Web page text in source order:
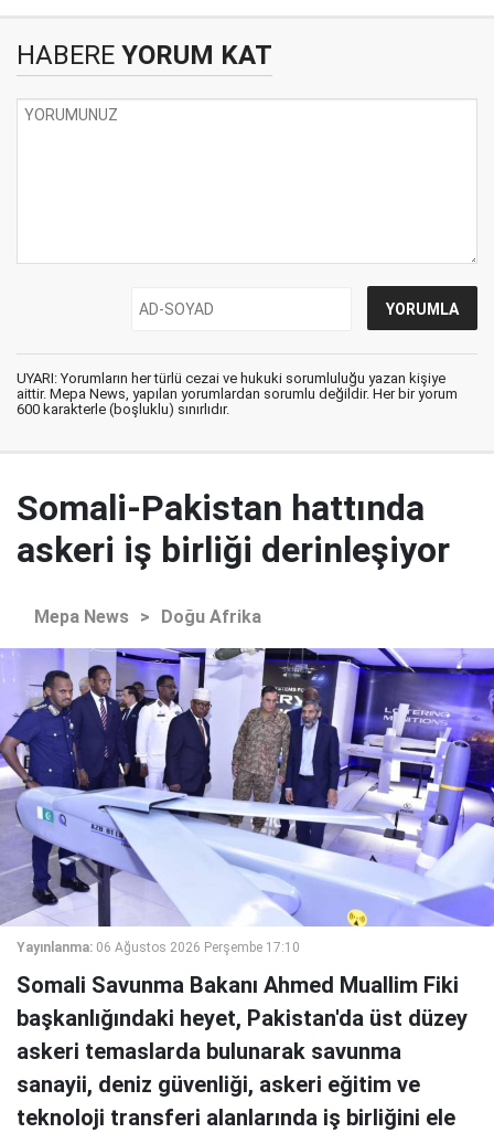
HABERE YORUM KAT
UYARI: Yorumların her türlü cezai ve hukuki sorumluluğu yazan kişiye
aittir. Mepa News, yapılan yorumlardan sorumlu değildir. Her bir yorum
600 karakterle (boşluklu) sınırlıdır.
Somali-Pakistan hattında
askeri iş birliği derinleşiyor
Mepa News > Doğu Afrika
Yayınlanma: 06 Ağustos 2026 Perşembe 17:10
Somali Savunma Bakanı Ahmed Muallim Fiki
başkanlığındaki heyet, Pakistan'da üst düzey
askeri temaslarda bulunarak savunma
sanayii, deniz güvenliği, askeri eğitim ve
teknoloji transferi alanlarında iş birliğini ele